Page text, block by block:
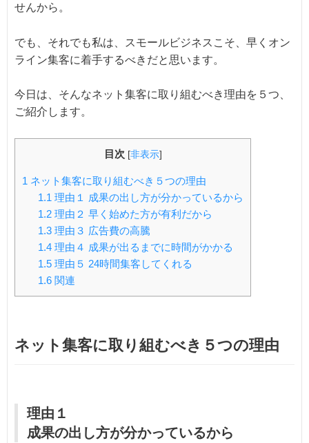
せんから。
でも、それでも私は、スモールビジネスこそ、早くオン
ライン集客に着手するべきだと思います。
今日は、そんなネット集客に取り組むべき理由を５つ、
ご紹介します。
目次 [非表示]
1 ネット集客に取り組むべき５つの理由
1.1 理由１ 成果の出し方が分かっているから
1.2理由２ 早く始めた方が有利だから
1.3理由３ 広告費の高騰
1.4理由４ 成果が出るまでに時間がかかる
1.5理由５ 24時間集客してくれる
1.6関連
ネット集客に取り組むべき５つの理由
理由１
成果の出し方が分かっているから